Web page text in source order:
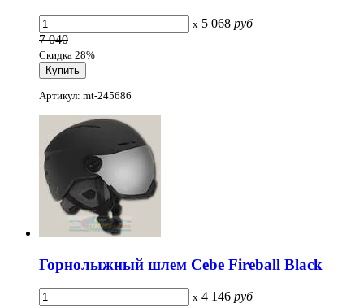
x 5 068 руб
7 040
Скидка 28%
Артикул: mt-245686
Горнолыжный шлем Cebe Fireball Black
x 4 146 руб